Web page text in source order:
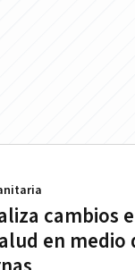
cambios
en medio